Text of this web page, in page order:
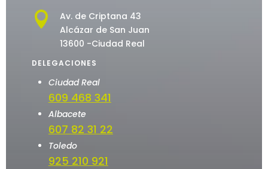

Av. de Criptana 43
Alcázar de San Juan
13600 -Ciudad Real
DELEGACIONES
Ciudad Real
609 468 341
Albacete
607 82 31 22
Toledo
925 210 921